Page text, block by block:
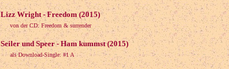
Lizz Wright - Freedom (2015)
von der CD: Freedom & surrender
Seiler und Speer - Ham kummst (2015)
als Download-Single: #1 A